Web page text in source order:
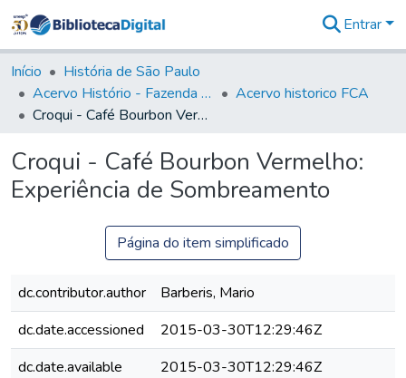
&
Coleções
Tudo na
Biblioteca
Estatísticas
Entrar
Início
História de São Paulo
Acervo Histório - Fazenda Lageado
Acervo historico FCA
Croqui - Café Bourbon Vermelho: Experiência de Sombreamento
Croqui - Café Bourbon Vermelho:
Experiência de Sombreamento
Página do item simplificado
dc.contributor.author
Barberis, Mario
dc.date.accessioned
2015-03-30T12:29:46Z
dc.date.available
2015-03-30T12:29:46Z